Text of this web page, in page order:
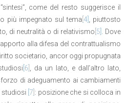
come del resto suggerisce il
più impegnato sul tema [4] , piuttosto
di neutralità o di relativismo [5] . Dove
alla difesa del contrattualismo
societario, ancor oggi propugnata
[6] , da un lato, e dall’altro lato,
di adeguamento ai cambiamenti
studiosi [7] : posizione che si colloca in